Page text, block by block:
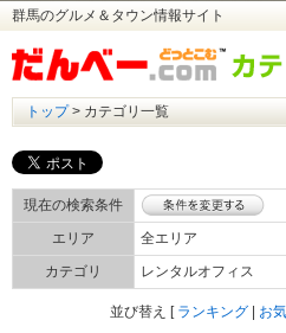
群馬のグルメ＆タウン情報サイト
トップ> カテゴリ一覧
現在の検索条件
エリア
全エリア
カテゴリ
レンタルオフィス
お
ランキング
[
並び替え